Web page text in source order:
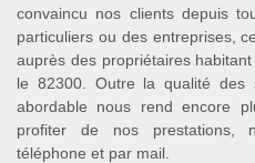
convaincu nos clients depuis
particuliers ou des entreprises,
auprès des propriétaires
le 82300. Outre la qualité des
abordable nous rend encore
profiter de nos prestations,
téléphone et par mail.